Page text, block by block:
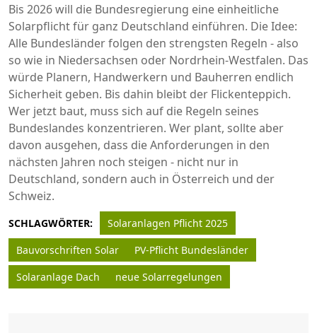
Bis 2026 will die Bundesregierung eine einheitliche
Solarpflicht für ganz Deutschland einführen. Die Idee:
Alle Bundesländer folgen den strengsten Regeln - also
so wie in Niedersachsen oder Nordrhein-Westfalen. Das
würde Planern, Handwerkern und Bauherren endlich
Sicherheit geben. Bis dahin bleibt der Flickenteppich.
Wer jetzt baut, muss sich auf die Regeln seines
Bundeslandes konzentrieren. Wer plant, sollte aber
davon ausgehen, dass die Anforderungen in den
nächsten Jahren noch steigen - nicht nur in
Deutschland, sondern auch in Österreich und der
Schweiz.
SCHLAGWÖRTER:
Solaranlagen Pflicht 2025
Bauvorschriften Solar
PV-Pflicht Bundesländer
Solaranlage Dach
neue Solarregelungen